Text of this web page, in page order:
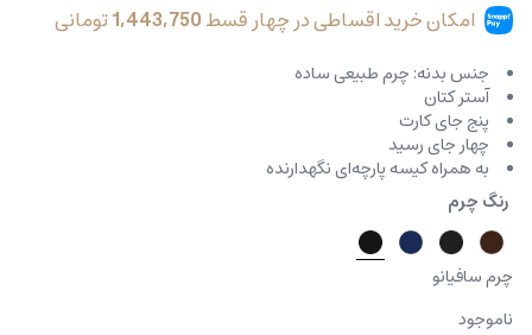
امکان خرید اقساطی در چهار قسط1,443,750تومانی
جنس بدنه: چرم طبیعی ساده
آستر کتان
پنج جای کارت
چهار جای رسید
به همراه کیسه پارچه‌ای نگهدارنده
رنگ چرم
چرم سافیانو
ناموجود